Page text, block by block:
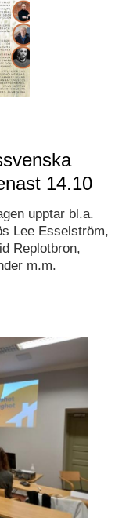
14.10
upptar bl.a.
Lee Esselström,
Replotbron,
m.m.